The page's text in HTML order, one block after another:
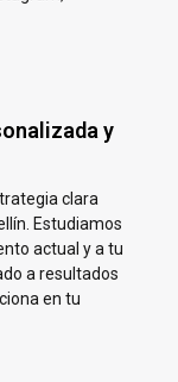
y
clara
Estudiamos
actual y a tu
a resultados
en tu